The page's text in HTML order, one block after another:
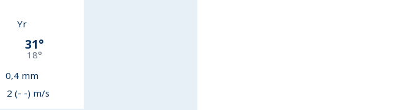
Yr
31°
18°
0,4 mm
2 (- -) m/s